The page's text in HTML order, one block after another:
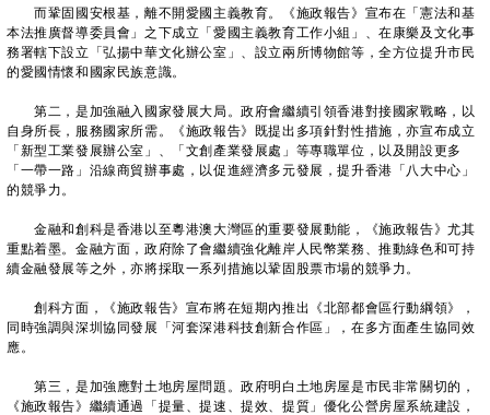
而鞏固國安根基，離不開愛國主義教育。《施政報告》宣布在「憲法和基
本法推廣督導委員會」之下成立「愛國主義教育工作小組」、在康樂及文化事
務署轄下設立「弘揚中華文化辦公室」、設立兩所博物館等，全方位提升市民
的愛國情懷和國家民族意識。
第二，是加強融入國家發展大局。政府會繼續引領香港對接國家戰略，以
自身所長，服務國家所需。《施政報告》既提出多項針對性措施，亦宣布成立
「新型工業發展辦公室」、「文創產業發展處」等專職單位，以及開設更多
「一帶一路」沿線商貿辦事處，以促進經濟多元發展，提升香港「八大中心」
的競爭力。
金融和創科是香港以至粵港澳大灣區的重要發展動能，《施政報告》尤其
重點着墨。金融方面，政府除了會繼續強化離岸人民幣業務、推動綠色和可持
續金融發展等之外，亦將採取一系列措施以鞏固股票市場的競爭力。
創科方面，《施政報告》宣布將在短期內推出《北部都會區行動綱領》，
同時強調與深圳協同發展「河套深港科技創新合作區」，在多方面產生協同效
應。
第三，是加強應對土地房屋問題。政府明白土地房屋是市民非常關切的，
《施政報告》繼續通過「提量、提速、提效、提質」優化公營房屋系統建設，